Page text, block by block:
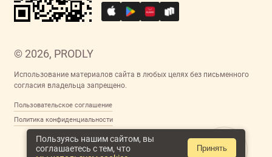
Пользуясь нашим сайтом, вы
соглашаетесь с тем, что
Принять
© 2026, PRODLY
Использование материалов сайта в любых целях без письменного
согласия владельца запрещено.
Пользовательское соглашение
Политика конфиденциальности